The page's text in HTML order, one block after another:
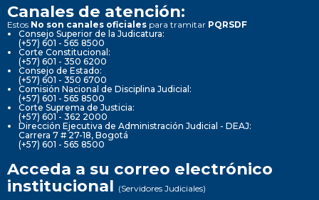
Canales de atención:
Estos No son canales oficiales para tramitar PQRSDF
Consejo Superior de la Judicatura:
(+57) 601 - 565 8500
Corte Constitucional:
(+57) 601 - 350 6200
Consejo de Estado:
(+57) 601 - 350 6700
Comisión Nacional de Disciplina Judicial:
(+57) 601 - 565 8500
Corte Suprema de Justicia:
(+57) 601 - 362 2000
Dirección Ejecutiva de Administración Judicial - DEAJ:
Carrera 7 # 27-18, Bogotá
(+57) 601 - 565 8500
Acceda a su correo electrónico
institucional (Servidores Judiciales)